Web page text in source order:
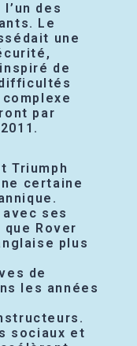
des
Le
une
de
par
Triumph
certaine
ses
Rover
plus
de
les années
sociaux et